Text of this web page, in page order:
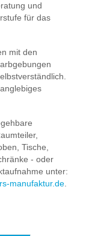
und
für das
mit den
Tische,
- oder
unter:
manufaktur.de